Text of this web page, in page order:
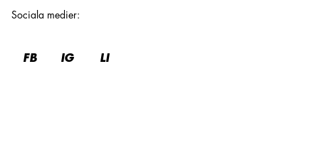
Sociala medier:
FB IG LI